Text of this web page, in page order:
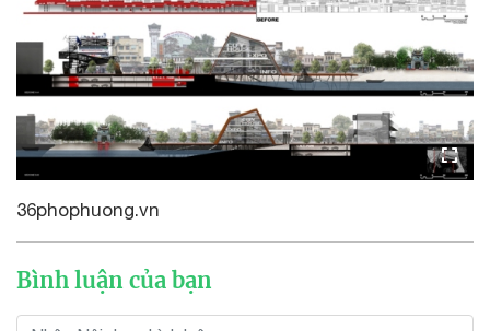
36phophuong.vn
Bình luận của bạn